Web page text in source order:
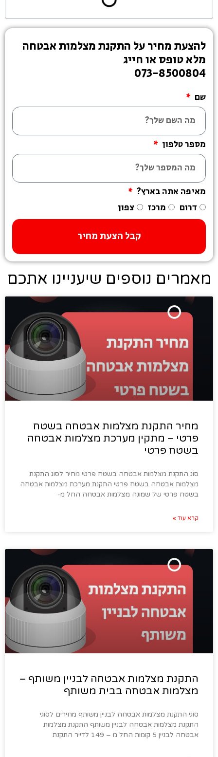
להצעת מחיר על התקנת מצלמות אבטחה
מלא טופס או חייג
073-8500804
שם
מספר טלפון
מאיפה אתה בארץ?
דרום
מרכז צפון
קבל הצעת מחיר
מאמרים נוספים שיעניינו אתכם
מחיר התקנת מצלמות אבטחה בשטח
פרטי – מתקין מערכת מצלמות אבטחה
בשטח פרטי
סוג התקנת מצלמות אבטחה בשטח פרטי מחיר לסוג התקנת
מצלמות אבטחה בשטח פרטי התקנת מערכת מצלמות אבטחה
בשטח פרטי של שמונה מצלמות אבטחה החל מ-
קרא עוד »
התקנת מצלמות אבטחה לבניין משותף –
מצלמות אבטחה בבית משותף
סוגי התקנת מצלמות אבטחה לבניין משותף מחירים לסוגי
התקנת מצלמות אבטחה לבניין משותף התקנת מצלמות
אבטחה לבניין 5 קומות החל מ – 149 לדייר התקנת